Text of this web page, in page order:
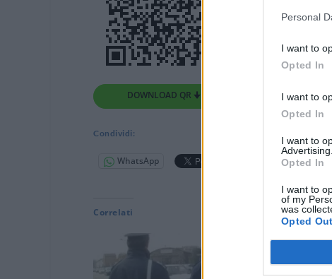
Personal
I want to
Opted In
I want to
Opted In
I want to
Advertising.
Opted In
I want to
of my
was
Opted Out
DOWNLOAD QR 🠋
Condividi:
WhatsApp Telegram
Correlati
Polizia
giocattoli